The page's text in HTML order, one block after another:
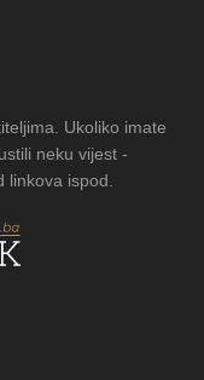
Ukoliko imate
neku vijest -
ispod.